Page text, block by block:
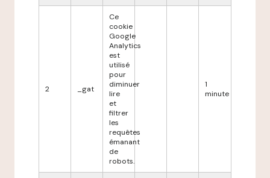
2 _gat
Ce
cookie
Google
Analytics
est
utilisé
pour
diminuer
lire
et
filtrer
les
requêtes
émanant
de
robots.
1
minute